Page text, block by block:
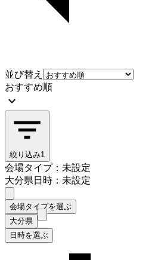
並び替え
おすすめ順
絞り込み1
会場タイプ：未設定
大分県日時：未設定
会場タイプを選ぶ
大分県
日時を選ぶ